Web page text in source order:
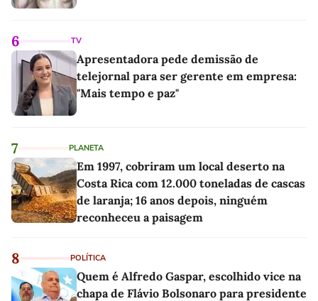
6 TV
Apresentadora pede demissão de
telejornal para ser gerente em empresa:
"Mais tempo e paz"
7 PLANETA
Em 1997, cobriram um local deserto na
Costa Rica com 12.000 toneladas de cascas
de laranja; 16 anos depois, ninguém
reconheceu a paisagem
8 POLÍTICA
Quem é Alfredo Gaspar, escolhido vice na
chapa de Flávio Bolsonaro para presidente